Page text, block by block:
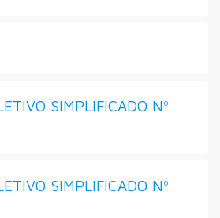
SIMPLIFICADO Nº
SIMPLIFICADO Nº